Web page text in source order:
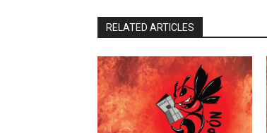
RELATED ARTICLES